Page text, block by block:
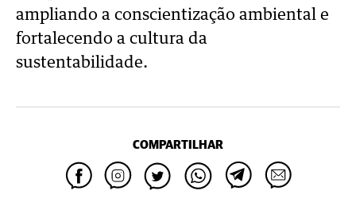
ampliando a conscientização ambiental e
fortalecendo a cultura da
sustentabilidade.
COMPARTILHAR